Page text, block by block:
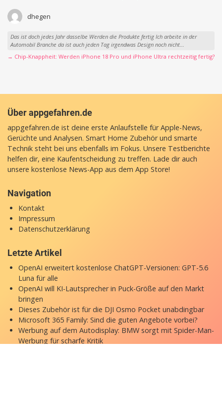
dhegen
Das ist doch jedes Jahr dasselbe Werden die Produkte fertig Ich arbeite in der
Automobil Branche da ist auch jeden Tag irgendwas Design noch nicht...
→ Chip-Knappheit: Werden iPhone 18 Pro und iPhone Ultra rechtzeitig fertig?
Über appgefahren.de
appgefahren.de ist deine erste Anlaufstelle für Apple-News,
Gerüchte und Analysen. Smart Home Zubehör und smarte
Technik steht bei uns ebenfalls im Fokus. Unsere Testberichte
helfen dir, eine Kaufentscheidung zu treffen. Lade dir auch
unsere kostenlose News-App aus dem App Store!
Navigation
Kontakt
Impressum
Datenschutzerklärung
Letzte Artikel
OpenAI erweitert kostenlose ChatGPT-Versionen: GPT-5.6
Luna für alle
OpenAI will KI-Lautsprecher in Puck-Größe auf den Markt
bringen
Dieses Zubehör ist für die DJI Osmo Pocket unabdingbar
Microsoft 365 Family: Sind die guten Angebote vorbei?
Werbung auf dem Autodisplay: BMW sorgt mit Spider-Man-
Werbung für scharfe Kritik